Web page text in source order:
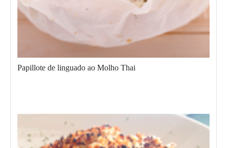
Papillote de linguado ao Molho Thai